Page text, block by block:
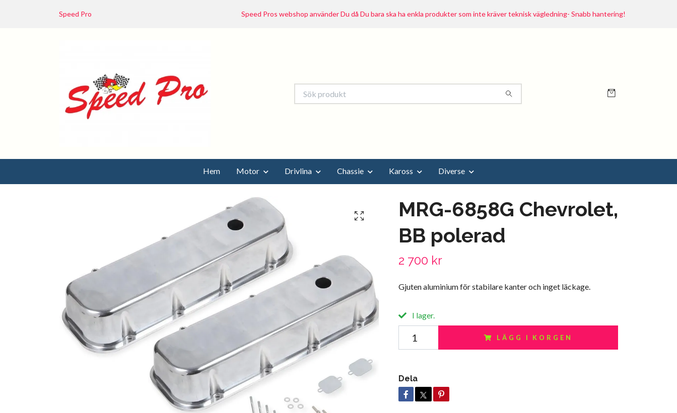
Speed Pro Speed Pros webshop använder Du då Du bara ska ha enkla produkter som inte kräver teknisk vägledning- Snabb hantering!
Hem Motor Drivlina Chassie Kaross Diverse
MRG-6858G Chevrolet,
BB polerad
2 700 kr
Gjuten aluminium för stabilare kanter och inget läckage.
I lager.
LÄGG I KORGEN
Dela